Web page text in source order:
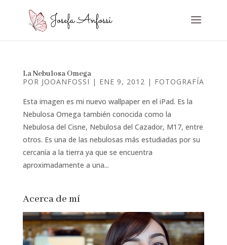
La Nebulosa Omega
POR JOOANFOSSI | ENE 9, 2012 | FOTOGRAFÍA
Esta imagen es mi nuevo wallpaper en el iPad. Es la
Nebulosa Omega también conocida como la
Nebulosa del Cisne, Nebulosa del Cazador, M17, entre
otros. Es una de las nebulosas más estudiadas por su
cercanía a la tierra ya que se encuentra
aproximadamente a una...
Acerca de mí